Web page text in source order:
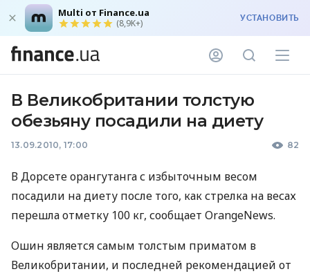
Multi от Finance.ua
(8,9K+) УСТАНОВИТЬ
В Великобритании толстую
обезьяну посадили на диету
13.09.2010, 17:00 82
В Дорсете орангутанга с избыточным весом
посадили на диету после того, как стрелка на весах
перешла отметку 100 кг, сообщает OrangeNews.
Ошин является самым толстым приматом в
Великобритании, и последней рекомендацией от